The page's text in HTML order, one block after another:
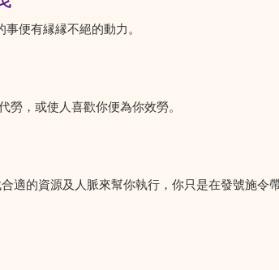
便有縁縁不絕的動力。
，或使人喜歡你便為你效勞。
的資源及人脈來幫你執行，你只是在發號施令帶